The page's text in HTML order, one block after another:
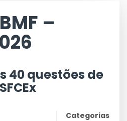
–
40 questões de
Categorias